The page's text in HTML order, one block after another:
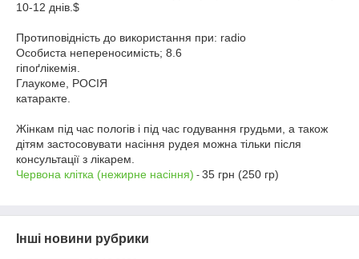
10-12 днів.$
Протиповідність до використання при: radio
Особиста непереносимість; 8.6
гіпоґлікемія.
Глаукоме, РОСІЯ
катаракте.⁣⁣⠀
Жінкам під час пологів і під час годування грудьми, а також
дітям застосовувати насіння рудея можна тільки після
консультації з лікарем. ⁣⁣⠀
Червона клітка (нежирне насіння) - 35 грн (250 гр)
Інші новини рубрики